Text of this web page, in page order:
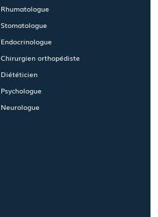
Rhumatologue
Stomatologue
Endocrinologue
Chirurgien orthopédiste
Diététicien
Psychologue
Neurologue